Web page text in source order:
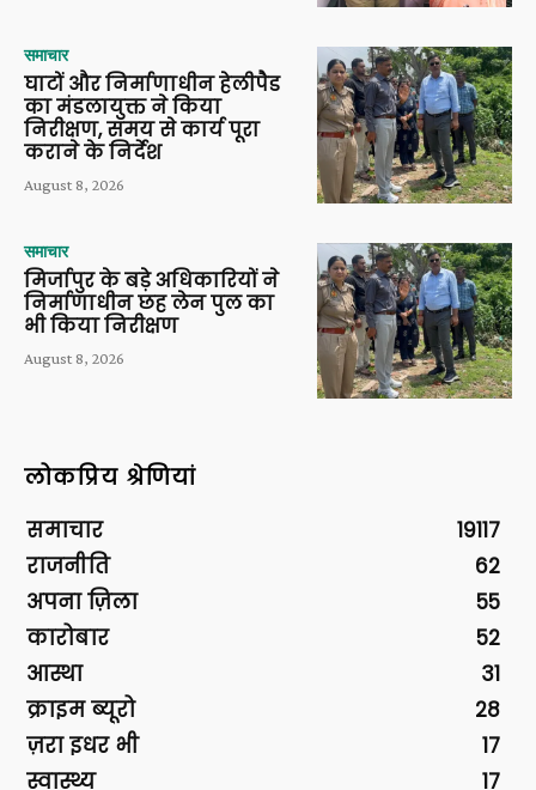
समाचार
घाटों और निर्माणाधीन हेलीपैड
का मंडलायुक्त ने किया
निरीक्षण, समय से कार्य पूरा
कराने के निर्देश
August 8, 2026
समाचार
मिर्जापुर के बड़े अधिकारियों ने
निर्माणाधीन छह लेन पुल का
भी किया निरीक्षण
August 8, 2026
लोकप्रिय श्रेणियां
समाचार
19117
राजनीति
62
अपना ज़िला
55
कारोबार
52
आस्था
31
क्राइम ब्यूरो
28
ज़रा इधर भी
17
स्वास्थ्य
17